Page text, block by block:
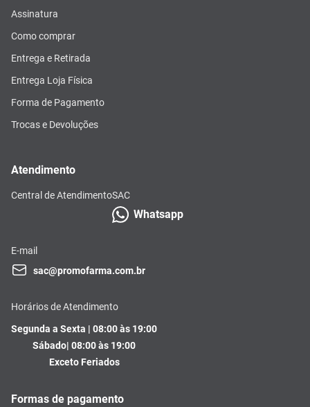
Assinatura
Como comprar
Entrega e Retirada
Entrega Loja Física
Forma de Pagamento
Trocas e Devoluções
Atendimento
Central de AtendimentoSAC
Whatsapp
E-mail
sac@promofarma.com.br
Horários de Atendimento
Segunda a Sexta | 08:00 às 19:00
Sábado| 08:00 às 19:00
Exceto Feriados
Formas de pagamento